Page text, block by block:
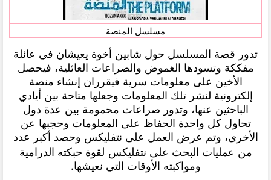
مسلسل المنصة
تدور قصة المسلسل حول شابين أخوة يعيشان في عائلة
مفككة وتسودها الغموض والصراعات العائلية، فيحصل
الأخين على معلومات سرية فيقرران إنشاء منصة
إلكترونية لنشر تلك المعلومات وجعلها متاحة بين أيادي
الباحثين عنها، وتدور صراعات محمومة بين عدة دول
تحاول كل واحدة الحفاظ على المعلومات وحجبها عن
الأخرى، وتم عرض العمل على نتفليكس وحصد أكبر عدد
من عمليات البحث على نتفليكس لقوة حبكته الدرامية
ومواكبته الأوقات التي نعيشها.